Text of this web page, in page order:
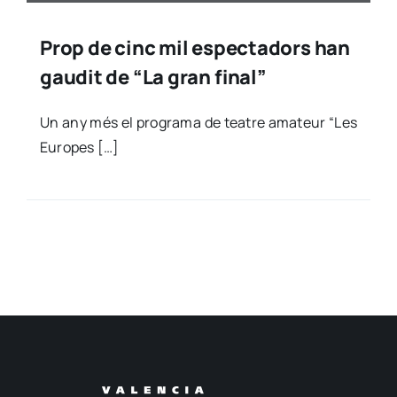
Prop de cinc mil espectadors han
gaudit de “La gran final”
Un any més el pro­gra­ma de tea­tre ama­teur “Les
Euro­pes […]